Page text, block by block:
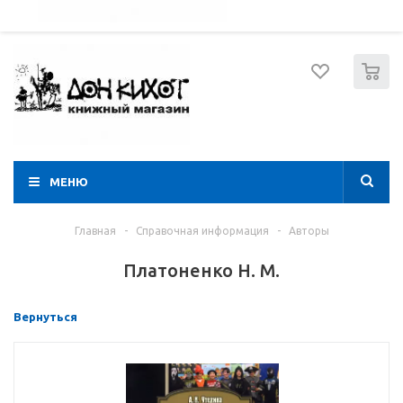
МЕНЮ
Главная - Справочная информация - Авторы
Платоненко Н. М.
Вернуться